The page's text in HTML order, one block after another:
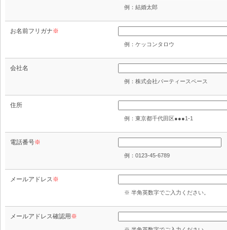
例：結婚太郎
お名前フリガナ※
例：ケッコンタロウ
会社名
例：株式会社パーティースペース
住所
例：東京都千代田区●●●1-1
電話番号※
例：0123-45-6789
メールアドレス※
※ 半角英数字でご入力ください。
メールアドレス確認用 ※